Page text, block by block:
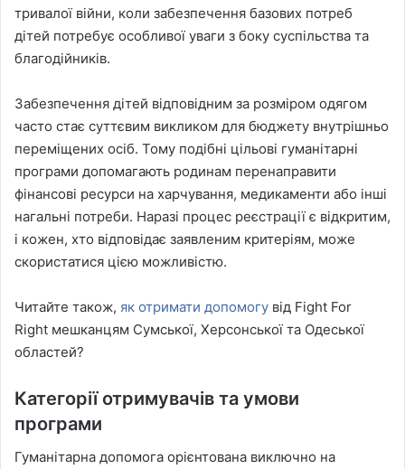
тривалої війни, коли забезпечення базових потреб
дітей потребує особливої уваги з боку суспільства та
благодійників.
Забезпечення дітей відповідним за розміром одягом
часто стає суттєвим викликом для бюджету внутрішньо
переміщених осіб. Тому подібні цільові гуманітарні
програми допомагають родинам перенаправити
фінансові ресурси на харчування, медикаменти або інші
нагальні потреби. Наразі процес реєстрації є відкритим,
і кожен, хто відповідає заявленим критеріям, може
скористатися цією можливістю.
Читайте також, як отримати допомогу від Fight For
Right мешканцям Сумської, Херсонської та Одеської
областей?
Категорії отримувачів та умови
програми
Гуманітарна допомога орієнтована виключно на